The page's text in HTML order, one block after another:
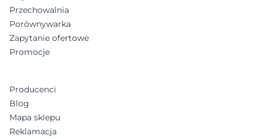
Przechowalnia
Porównywarka
Zapytanie ofertowe
Promocje
Producenci
Blog
Mapa sklepu
Reklamacja